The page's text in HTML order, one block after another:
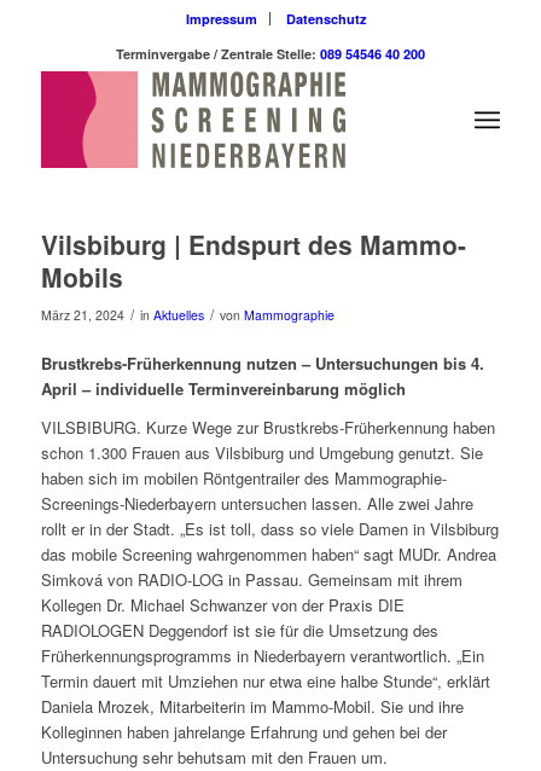
Impressum
Datenschutz
Terminvergabe / Zentrale Stelle: 089 54546 40 200
Vilsbiburg | Endspurt des Mammo-
Mobils
März 21, 2024 / in Aktuelles / von Mammographie
Brustkrebs-Früherkennung nutzen – Untersuchungen bis 4.
April – individuelle Terminvereinbarung möglich
VILSBIBURG. Kurze Wege zur Brustkrebs-Früherkennung haben
schon 1.300 Frauen aus Vilsbiburg und Umgebung genutzt. Sie
haben sich im mobilen Röntgentrailer des Mammographie-
Screenings-Niederbayern untersuchen lassen. Alle zwei Jahre
rollt er in der Stadt. „Es ist toll, dass so viele Damen in Vilsbiburg
das mobile Screening wahrgenommen haben“ sagt MUDr. Andrea
Simková von RADIO-LOG in Passau. Gemeinsam mit ihrem
Kollegen Dr. Michael Schwanzer von der Praxis DIE
RADIOLOGEN Deggendorf ist sie für die Umsetzung des
Früherkennungsprogramms in Niederbayern verantwortlich. „Ein
Termin dauert mit Umziehen nur etwa eine halbe Stunde“, erklärt
Daniela Mrozek, Mitarbeiterin im Mammo-Mobil. Sie und ihre
Kolleginnen haben jahrelange Erfahrung und gehen bei der
Untersuchung sehr behutsam mit den Frauen um.